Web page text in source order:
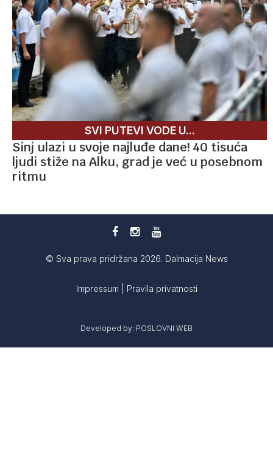
SVI PUTEVI VODE U...
Sinj ulazi u svoje najluđe dane! 40 tisuća
ljudi stiže na Alku, grad je već u posebnom
ritmu
© Sva prava pridržana 2026. Dalmacija News
Impressum Pravila privatnosti
Developed by: POSLOVNI WEB